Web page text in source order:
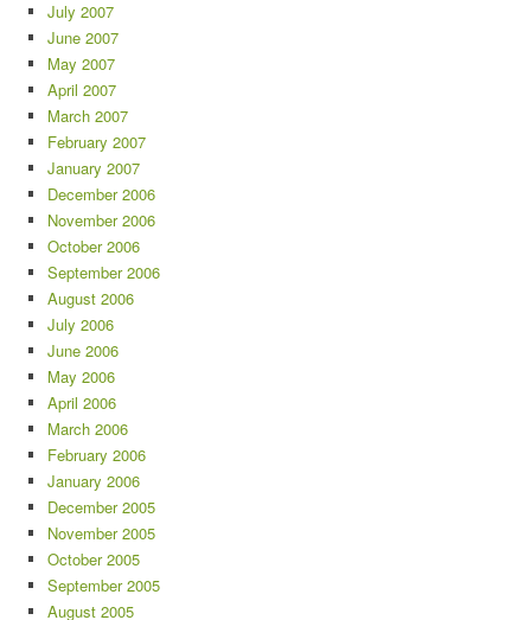
July 2007
June 2007
May 2007
April 2007
March 2007
February 2007
January 2007
December 2006
November 2006
October 2006
September 2006
August 2006
July 2006
June 2006
May 2006
April 2006
March 2006
February 2006
January 2006
December 2005
November 2005
October 2005
September 2005
August 2005